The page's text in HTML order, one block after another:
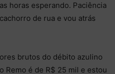
horas esperando. Paciência
de rua e vou atrás
brutos do débito azulino
Remo é de R$ 25 mil e estou